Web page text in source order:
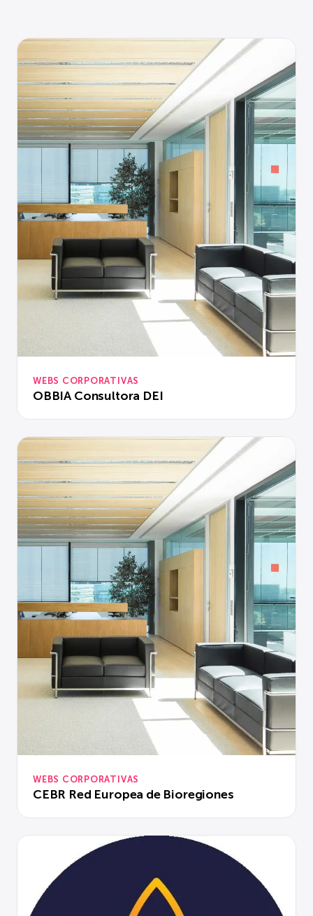
WEBS CORPORATIVAS
OBBIA Consultora DEI
WEBS CORPORATIVAS
CEBR Red Europea de Bioregiones